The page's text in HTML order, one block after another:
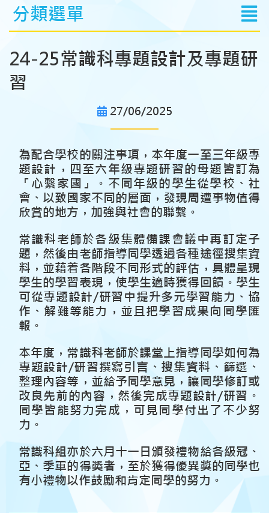
分類選單
24-25常識科專題設計及專題研
習
27/06/2025
為配合學校的關注事項，本年度一至三年級專
題設計，四至六年級專題研習的母題皆訂為
「心繫家國」。不同年級的學生從學校、社
會、以致國家不同的層面，發現周遭事物值得
欣賞的地方，加強與社會的聯繫。
常識科老師於各級集體備課會議中再訂定子
題，然後由老師指導同學透過各種途徑搜集資
料，並藉着各階段不同形式的評估，具體呈現
學生的學習表現，使學生適時獲得回饋。學生
可從專題設計/研習中提升多元學習能力、協
作、解難等能力，並且把學習成果向同學匯
報。
本年度，常識科老師於課堂上指導同學如何為
專題設計/研習撰寫引言、搜集資料、篩選、
整理內容等，並給予同學意見，讓同學修訂或
改良先前的內容，然後完成專題設計/研習。
同學皆能努力完成，可見同學付出了不少努
力。
常識科組亦於六月十一日頒發禮物給各級冠、
亞、季軍的得獎者，至於獲得優異奬的同學也
有小禮物以作鼓勵和肯定同學的努力。